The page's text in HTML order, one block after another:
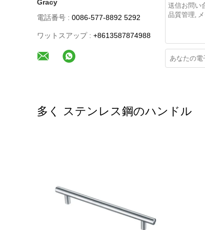
Gracy
電話番号 : 0086-577-8892 5292
ワットスアップ : +8613587874988
多く ステンレス鋼のハンドル